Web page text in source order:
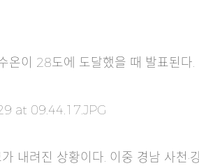
온이 28도에 도달했을 때 발표된다.
내려진 상황이다. 이중 경남 사천·